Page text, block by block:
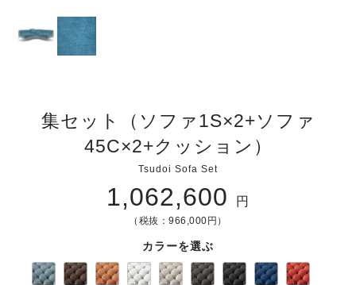
集セット（ソファ1S×2+ソファ
45C×2+クッション）
Tsudoi Sofa Set
1,062,600 円
（税抜：966,000円）
カラーを選ぶ